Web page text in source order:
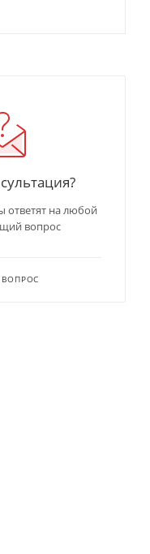
ответят на любой
вопрос
ВОПРОС